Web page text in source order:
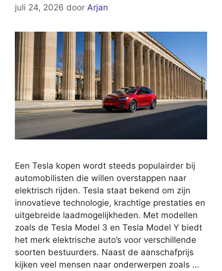
juli 24, 2026 door Arjan
Een Tesla kopen wordt steeds populairder bij
automobilisten die willen overstappen naar
elektrisch rijden. Tesla staat bekend om zijn
innovatieve technologie, krachtige prestaties en
uitgebreide laadmogelijkheden. Met modellen
zoals de Tesla Model 3 en Tesla Model Y biedt
het merk elektrische auto’s voor verschillende
soorten bestuurders. Naast de aanschafprijs
kijken veel mensen naar onderwerpen zoals …